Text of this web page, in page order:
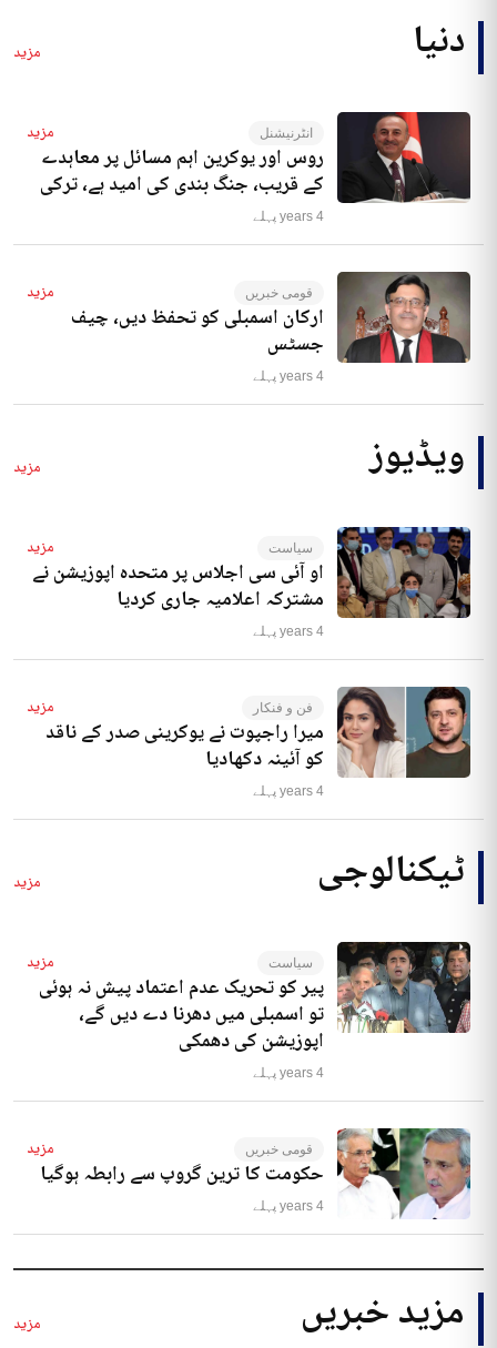
دنیا مزید
انٹرنیشنل مزید
روس اور یوکرین اہم مسائل پر معاہدے
کے قریب، جنگ بندی کی امید ہے، ترکی
4 years پہلے
قومی خبریں مزید
ارکان اسمبلی کو تحفظ دیں، چیف
جسٹس
4 years پہلے
ویڈیوز مزید
سیاست مزید
او آئی سی اجلاس پر متحدہ اپوزیشن نے
مشترکہ اعلامیہ جاری کردیا
4 years پہلے
فن و فنکار مزید
میرا راجپوت نے یوکرینی صدر کے ناقد
کو آئینہ دکھادیا
4 years پہلے
ٹیکنالوجی مزید
سیاست مزید
پیر کو تحریک عدم اعتماد پیش نہ ہوئی
تو اسمبلی میں دھرنا دے دیں گے،
اپوزیشن کی دھمکی
4 years پہلے
قومی خبریں مزید
حکومت کا ترین گروپ سے رابطہ ہوگیا
4 years پہلے
مزید خبریں مزید